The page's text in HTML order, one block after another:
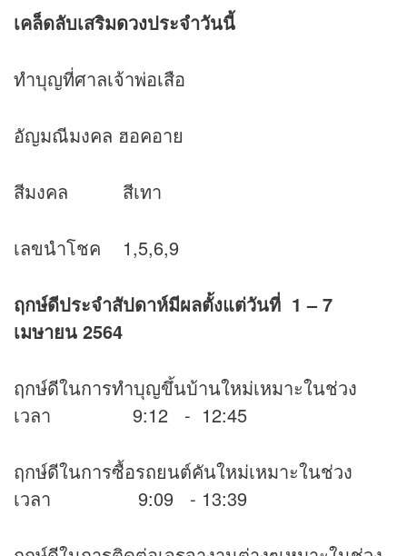
เคล็ดลับเสริมดวงประจำวันนี้
ทำบุญที่ศาลเจ้าพ่อเสือ
อัญมณีมงคล ฮอคอาย
สีมงคล สีเทา
เลขนำโชค 1,5,6,9
ฤกษ์ดีประจำสัปดาห์มีผลตั้งแต่วันที่ 1 – 7
เมษายน 2564
ฤกษ์ดีในการทำบุญขึ้นบ้านใหม่เหมาะในช่วง
เวลา 9:12 - 12:45
ฤกษ์ดีในการซื้อรถยนต์คันใหม่เหมาะในช่วง
เวลา 9:09 - 13:39